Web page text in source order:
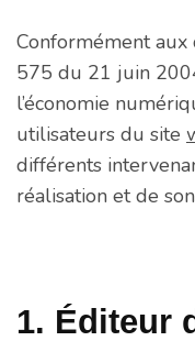
Conformément
575 du 21 juin
l’économie
utilisateurs du site
différents
réalisation et de
1. Éditeur